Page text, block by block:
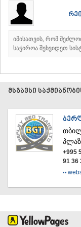
ᲐᲓᲘᲒᲔᲜᲘ
ᲐᲡᲞᲘᲜᲫᲐ
ᲐᲮᲐᲚᲥᲐᲚᲐᲥᲘ
ᲐᲮᲐᲚᲪᲘᲮᲔ
ᲑᲝᲠᲯᲝᲛᲘ
ᲕᲐᲚᲔ
ᲑᲝᲚᲜᲘᲡᲘ
ᲒᲐᲠᲓᲐᲑᲐᲜᲘ
ᲓᲛᲐᲜᲘᲡᲘ
ᲗᲔᲗᲠᲘᲬᲧᲐᲠᲝ
ᲛᲐᲠᲜᲔᲣᲚᲘ
ᲥᲐᲠᲔᲚᲘ
იმისათვის, რომ
საჭიროა შეხვიდეთ
მსგავსი
+995
91 36